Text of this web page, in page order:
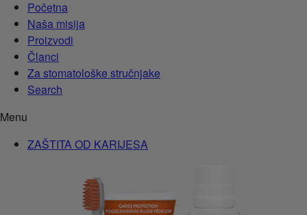
Početna
Naša misija
Proizvodi
Članci
Za stomatološke stručnjake
Search
Menu
ZAŠTITA OD KARIJESA